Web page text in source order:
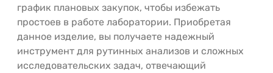
график плановых закупок, чтобы избежать
простоев в работе лаборатории. Приобретая
данное изделие, вы получаете надежный
инструмент для рутинных анализов и сложных
исследовательских задач, отвечающий